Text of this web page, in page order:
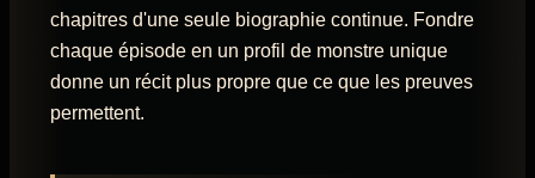
chapitres d'une seule biographie continue. Fondre
chaque épisode en un profil de monstre unique
donne un récit plus propre que ce que les preuves
permettent.